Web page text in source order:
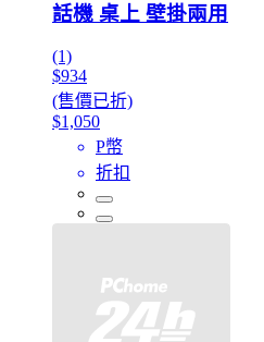
話機 桌上 壁掛兩用
(1)
$934
(售價已折)
$1,050
P幣
折扣